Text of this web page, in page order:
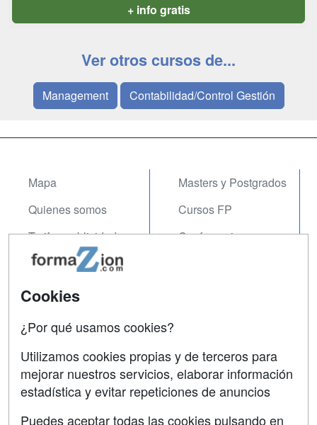
+ info gratis
Ver otros cursos de...
Management Contabilidad/Control Gestión
Mapa
Quienes somos
Tarifas publicidad
Acceso Usuarios
Acceso Centros
Masters y Postgrados
Cursos FP
Conferencias
Contactar
Confidencialidad
Aviso legal
Cookies
¿Por qué usamos cookies?
Utilizamos cookies propias y de terceros para
mejorar nuestros servicios, elaborar información
estadística y evitar repeticiones de anuncios
Puedes aceptar todas las cookies pulsando en